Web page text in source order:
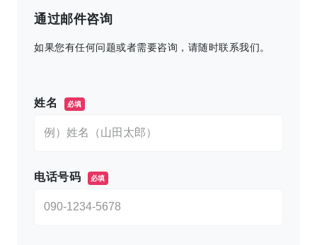
通过邮件咨询
如果您有任何问题或者需要咨询，请随时联系我们。
姓名 必填
电话号码 必填